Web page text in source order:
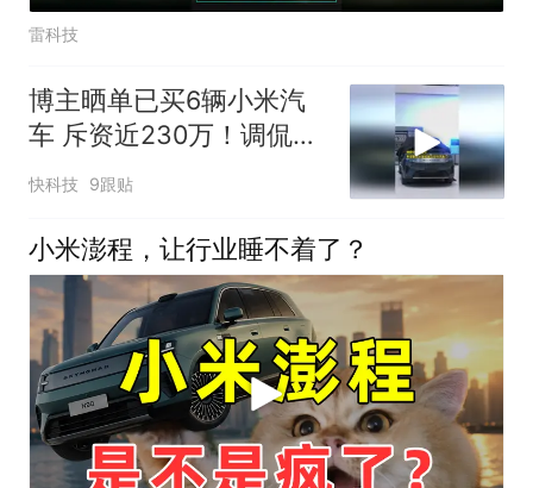
雷科技
博主晒单已买6辆小米汽
车 斥资近230万！调侃我
还差一辆就能见雷总了
快科技 9跟贴
小米澎程，让行业睡不着了？